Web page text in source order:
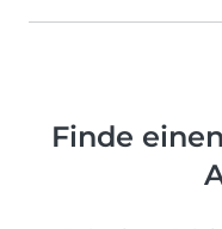
Finde